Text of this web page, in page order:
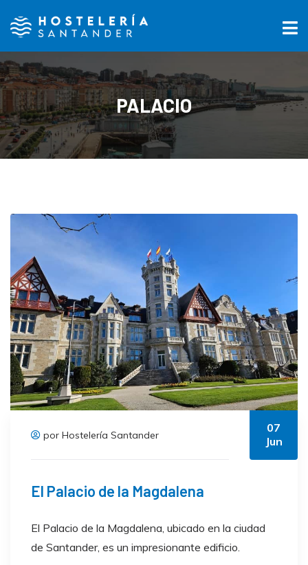
PALACIO
por Hostelería Santander
07
Jun
El Palacio de la Magdalena
El Palacio de la Magdalena, ubicado en la ciudad
de Santander, es un impresionante edificio.